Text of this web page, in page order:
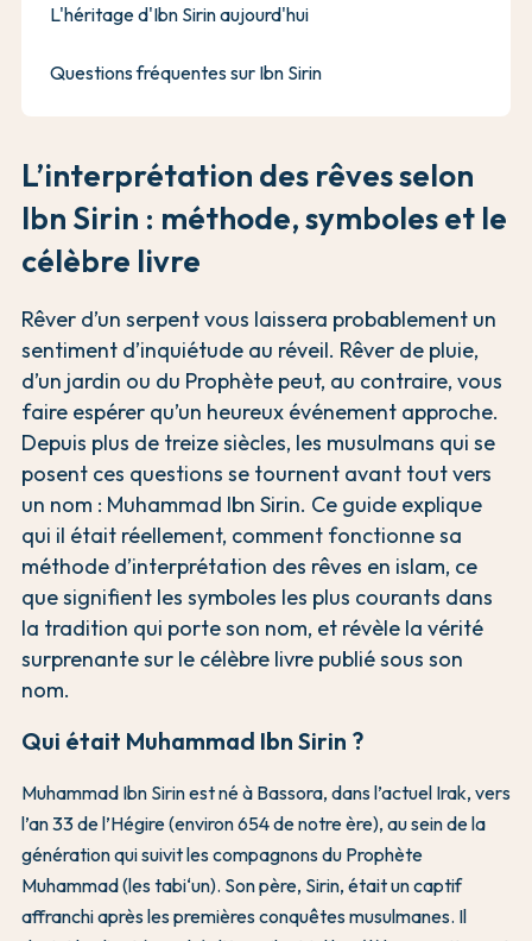
L’interprétation des rêves selon
Ibn Sirin : méthode, symboles et le
célèbre livre
Rêver d’un serpent vous laissera probablement un
sentiment d’inquiétude au réveil. Rêver de pluie,
d’un jardin ou du Prophète peut, au contraire, vous
faire espérer qu’un heureux événement approche.
Depuis plus de treize siècles, les musulmans qui se
posent ces questions se tournent avant tout vers
un nom : Muhammad Ibn Sirin. Ce guide explique
qui il était réellement, comment fonctionne sa
méthode d’interprétation des rêves en islam, ce
que signifient les symboles les plus courants dans
la tradition qui porte son nom, et révèle la vérité
surprenante sur le célèbre livre publié sous son
nom.
Qui était Muhammad Ibn Sirin ?
Muhammad Ibn Sirin est né à Bassora, dans l’actuel Irak, vers
l’an 33 de l’Hégire (environ 654 de notre ère), au sein de la
génération qui suivit les compagnons du Prophète
Muhammad (les tabi‘un). Son père, Sirin, était un captif
affranchi après les premières conquêtes musulmanes. Il
L'héritage d'Ibn Sirin aujourd'hui
Questions fréquentes sur Ibn Sirin